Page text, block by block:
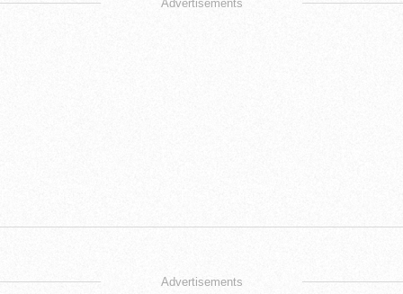
Advertisements
Advertisements